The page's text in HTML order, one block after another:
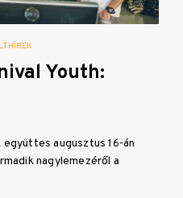
Youth:
augusztus 16-án
nagylemezéről a